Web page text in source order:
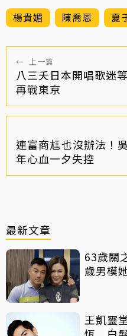
楊貴媚 陳喬恩 夏
← 上一篇
八三夭日本開唱歌迷
再戰東京
連富商尪也沒辦法！
年心血一夕失控
最新文章
63歲關
歲男模
王凱靈